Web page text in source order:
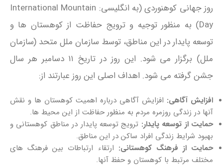
روز جهانی کوهنوردی (به انگلیسی: International Mountain
Day) به منظور توجیه و ترویج حفاظت از کوهستان‌ ها و
توسعه پایدار در این مناطق، توسط سازمان ملل متحد (سازمان
ملل) برگزار می‌ شود. این روز در تاریخ ۱۱ دسامبر هر سال
جشن گرفته می‌ شود. اهداف اصلی این روز عبارتند از:
افزایش آگاهی: افزایش آگاهی درباره اهمیت کوهستان‌ ها و نقش
آنها در زندگی روزمره مردم به منظور حفاظت از این محیط‌ ها.
حمایت از توسعه پایدار: ترویج توسعه پایدار در مناطق کوهستانی و
بهبود شرایط زندگی افراد ساکن در این مناطق.
حمایت از فرهنگ کوهستانی: ارتقاء ارتباطات بین فرهنگ‌ های
مختلف مرتبط با کوهستان و حفظ آنها.